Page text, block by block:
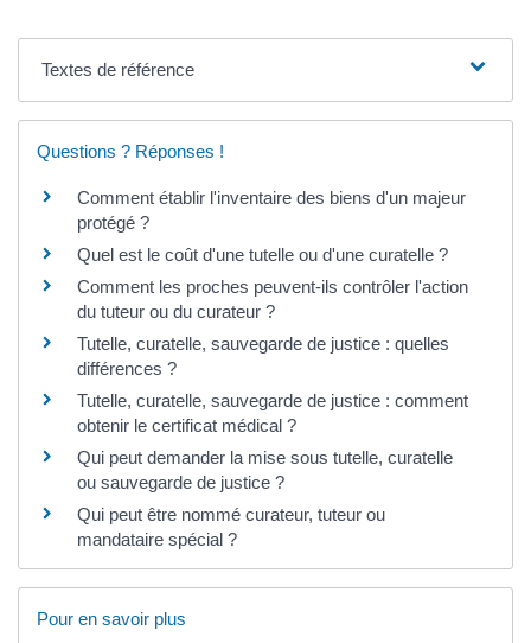
Textes de référence
Questions ? Réponses !
Comment établir l'inventaire des biens d'un majeur
protégé ?
Quel est le coût d'une tutelle ou d'une curatelle ?
Comment les proches peuvent-ils contrôler l'action
du tuteur ou du curateur ?
Tutelle, curatelle, sauvegarde de justice : quelles
différences ?
Tutelle, curatelle, sauvegarde de justice : comment
obtenir le certificat médical ?
Qui peut demander la mise sous tutelle, curatelle
ou sauvegarde de justice ?
Qui peut être nommé curateur, tuteur ou
mandataire spécial ?
Pour en savoir plus